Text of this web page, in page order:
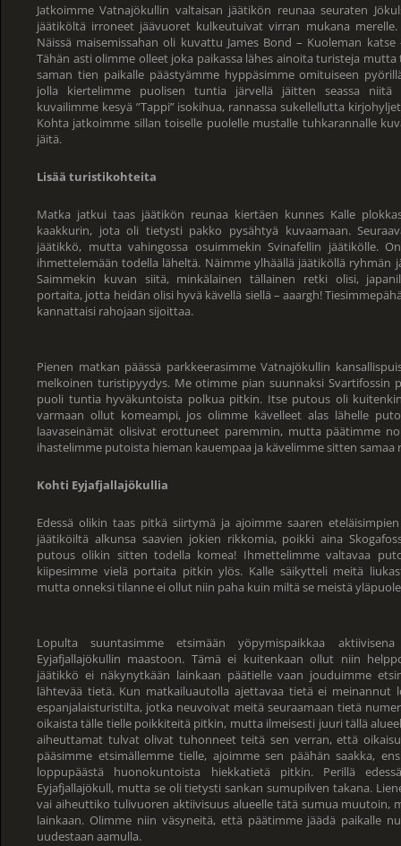
Jatkoimme Vatnajökullin valtaisan jäätikön reunaa seuraten
jäätiköltä irroneet jäävuoret kulkeutuivat virran mukana merelle.
Näissä maisemissahan oli kuvattu James Bond – Kuoleman
Tähän asti olimme olleet joka paikassa lähes ainoita turisteja
saman tien paikalle päästyämme hyppäsimme omituiseen
jolla kiertelimme puolisen tuntia järvellä jäitten seassa niitä
kuvailimme kesyä ”Tappi” isokihua, rannassa sukellellutta
Kohta jatkoimme sillan toiselle puolelle mustalle tuhkarannalle
jäitä.
Lisää turistikohteita
Matka jatkui taas jäätikön reunaa kiertäen kunnes Kalle
kaakkurin, jota oli tietysti pakko pysähtyä kuvaamaan.
jäätikkö, mutta vahingossa osuimmekin Svinafellin jäätikölle.
ihmettelemään todella läheltä. Näimme ylhäällä jäätiköllä ryhmän
Saimmekin kuvan siitä, minkälainen tällainen retki olisi,
portaita, jotta heidän olisi hyvä kävellä siellä – aaargh!
kannattaisi rahojaan sijoittaa.
Pienen matkan päässä parkkeerasimme Vatnajökullin
melkoinen turistipyydys. Me otimme pian suunnaksi Svartifossin
puoli tuntia hyväkuntoista polkua pitkin. Itse putous oli
varmaan ollut komeampi, jos olimme kävelleet alas lähelle
laavaseinämät olisivat erottuneet paremmin, mutta päätimme
ihastelimme putoista hieman kauempaa ja kävelimme sitten
Kohti Eyjafjallajökullia
Edessä olikin taas pitkä siirtymä ja ajoimme saaren
jäätiköiltä alkunsa saavien jokien rikkomia, poikki aina
putous olikin sitten todella komea! Ihmettelimme valtavaa
kiipesimme vielä portaita pitkin ylös. Kalle säikytteli meitä
mutta onneksi tilanne ei ollut niin paha kuin miltä se meistä
Lopulta suuntasimme etsimään yöpymispaikkaa
Eyjafjallajökullin maastoon. Tämä ei kuitenkaan ollut niin
jäätikkö ei näkynytkään lainkaan päätielle vaan jouduimme
lähtevää tietä. Kun matkailuautolla ajettavaa tietä ei meinannut
espanjalaisturistilta, jotka neuvoivat meitä seuraamaan tietä
oikaista tälle tielle poikkiteitä pitkin, mutta ilmeisesti juuri tällä
aiheuttamat tulvat olivat tuhonneet teitä sen verran, että
pääsimme etsimällemme tielle, ajoimme sen päähän saakka,
loppupäästä huonokuntoista hiekkatietä pitkin. Perillä
Eyjafjallajökull, mutta se oli tietysti sankan sumupilven takana.
vai aiheuttiko tulivuoren aktiivisuus alueelle tätä sumua muutoin,
lainkaan. Olimme niin väsyneitä, että päätimme jäädä paikalle
uudestaan aamulla.